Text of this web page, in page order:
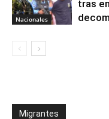
Nacionales
tras
Migrantes